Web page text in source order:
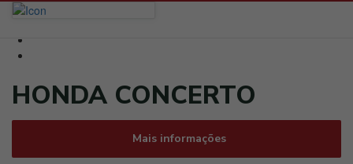
HONDA CONCERTO
Mais informações